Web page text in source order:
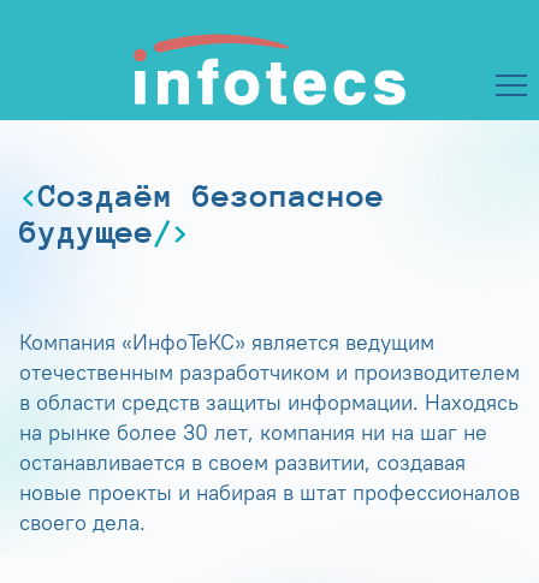
Создаём безопасное
будущее
Компания «ИнфоТеКС» является ведущим
отечественным разработчиком и производителем
в области средств защиты информации. Находясь
на рынке более 30 лет, компания ни на шаг не
останавливается в своем развитии, создавая
новые проекты и набирая в штат профессионалов
своего дела.